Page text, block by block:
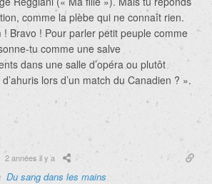
comme la plèbe qui ne connaît rien.
! Bravo ! Pour parler petit peuple comme
tu comme une salve
dans une salle d’opéra ou plutôt
lors d’un match du Canadien ? ».
2 années il y a
Du sang dans les mains